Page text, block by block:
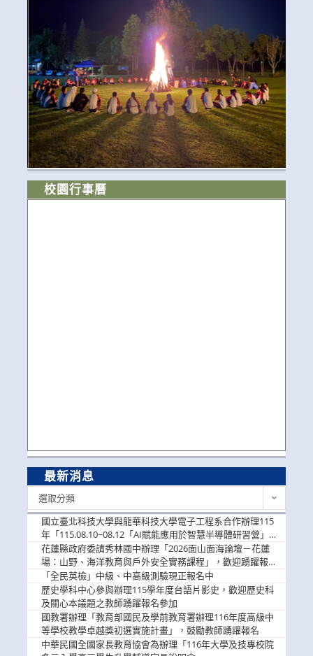
校園行事曆
最新消息
選取分類
國立臺北科技大學與龍華科技大學電子工程系合作辦理115
年「115.08.10~08.12「AI賦能應用於智慧半導體研習營」，
歡迎學生踴躍報名參加
花蓮縣政府委請秀林國中辦理「2026面山面海論壇－花蓮
場：山野、海洋教育與戶外安全實務課程」，歡迎踴躍報名
參加
「全民英檢」中級、中高級測驗現正報名中
歷史學科中心參與辦理115學年度台語片影史，歡迎歷史科
及關心本議題之教師踴躍報名參加
國教署辦理「教育部國民及學前教育署辦理116年度高級中
等學校教學卓越獎初選實施計畫」，鼓勵教師踴躍報名
中華民國全國家長教育協會為辦理「116年大學及技專校院